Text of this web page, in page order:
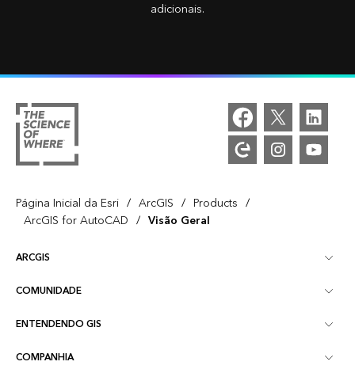
adicionais.
Página Inicial da Esri / ArcGIS / Products /
ArcGIS for AutoCAD / Visão Geral
ARCGIS
Visão Geral do ArcGIS
Mapeamento
COMUNIDADE
Esri Community
ArcGIS Blog
ENTENDENDO GIS
O que é GIS?
COMPANHIA